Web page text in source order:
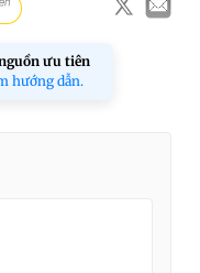
ưu tiên
hướng dẫn.